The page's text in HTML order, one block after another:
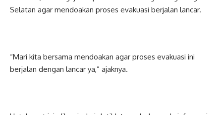
Selatan agar mendoakan proses evakuasi berjalan lancar.
“Mari kita bersama mendoakan agar proses evakuasi ini
berjalan dengan lancar ya,” ajaknya.